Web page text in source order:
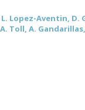
Lopez-Aventin, D.
Toll, A.